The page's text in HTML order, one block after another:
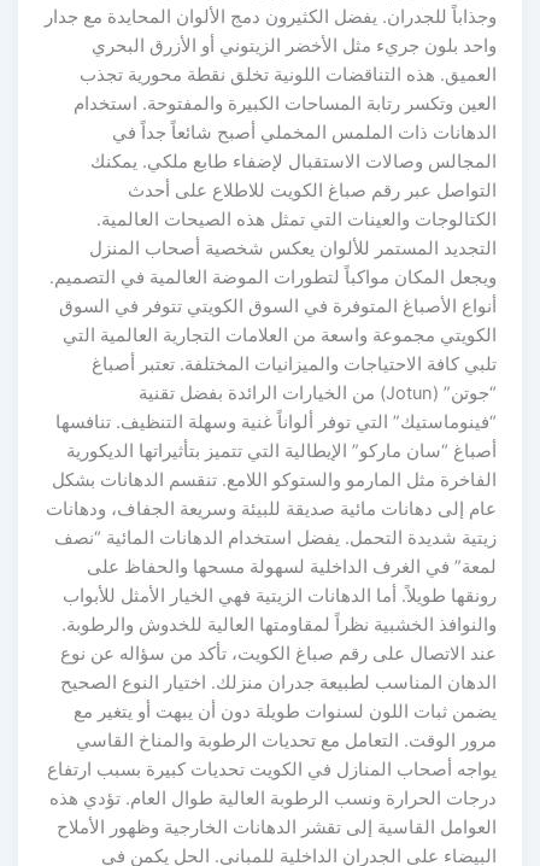
وجذاباً للجدران. يفضل الكثيرون دمج الألوان المحايدة مع جدار
واحد بلون جريء مثل الأخضر الزيتوني أو الأزرق البحري
العميق. هذه التناقضات اللونية تخلق نقطة محورية تجذب
العين وتكسر رتابة المساحات الكبيرة والمفتوحة. استخدام
الدهانات ذات الملمس المخملي أصبح شائعاً جداً في
المجالس وصالات الاستقبال لإضفاء طابع ملكي. يمكنك
التواصل عبر رقم صباغ الكويت للاطلاع على أحدث
الكتالوجات والعينات التي تمثل هذه الصيحات العالمية.
التجديد المستمر للألوان يعكس شخصية أصحاب المنزل
ويجعل المكان مواكباً لتطورات الموضة العالمية في التصميم.
أنواع الأصباغ المتوفرة في السوق الكويتي تتوفر في السوق
الكويتي مجموعة واسعة من العلامات التجارية العالمية التي
تلبي كافة الاحتياجات والميزانيات المختلفة. تعتبر أصباغ
“جوتن” (Jotun) من الخيارات الرائدة بفضل تقنية
“فينوماستيك” التي توفر ألواناً غنية وسهلة التنظيف. تنافسها
أصباغ “سان ماركو” الإيطالية التي تتميز بتأثيراتها الديكورية
الفاخرة مثل المارمو والستوكو اللامع. تنقسم الدهانات بشكل
عام إلى دهانات مائية صديقة للبيئة وسريعة الجفاف، ودهانات
زيتية شديدة التحمل. يفضل استخدام الدهانات المائية “نصف
لمعة” في الغرف الداخلية لسهولة مسحها والحفاظ على
رونقها طويلاً. أما الدهانات الزيتية فهي الخيار الأمثل للأبواب
والنوافذ الخشبية نظراً لمقاومتها العالية للخدوش والرطوبة.
عند الاتصال على رقم صباغ الكويت، تأكد من سؤاله عن نوع
الدهان المناسب لطبيعة جدران منزلك. اختيار النوع الصحيح
يضمن ثبات اللون لسنوات طويلة دون أن يبهت أو يتغير مع
مرور الوقت. التعامل مع تحديات الرطوبة والمناخ القاسي
يواجه أصحاب المنازل في الكويت تحديات كبيرة بسبب ارتفاع
درجات الحرارة ونسب الرطوبة العالية طوال العام. تؤدي هذه
العوامل القاسية إلى تقشر الدهانات الخارجية وظهور الأملاح
البيضاء على الجدران الداخلية للمباني. الحل يكمن في